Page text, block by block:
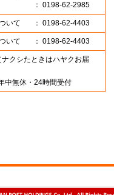
： 0198-62-2985
いて ： 0198-62-4403
いて ： 0198-62-4403
クシたときはハヤクお届
中無休・24時間受付